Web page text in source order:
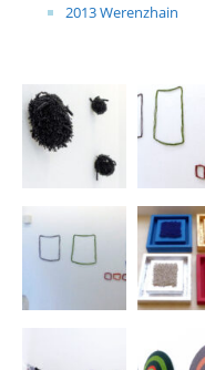
2013 Werenzhain